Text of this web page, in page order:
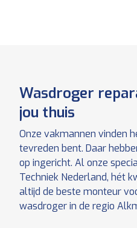
Wasdroger
jou thuis
Onze vakmannen vinden
tevreden bent. Daar
op ingericht. Al onze
Techniek Nederland, hét
altijd de beste monteur
wasdroger in de regio